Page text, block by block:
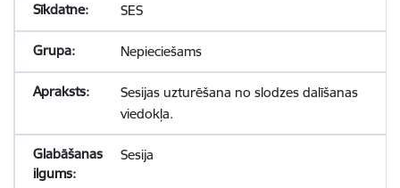
SES
Nepieciešams
Sesijas uzturēšana no slodzes dalīšanas
viedokļa.
Sesija